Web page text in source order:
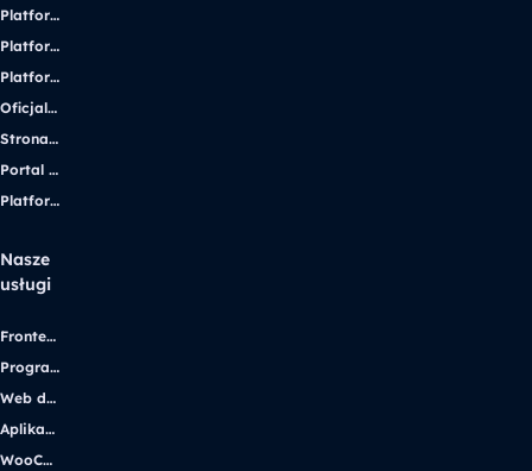
Platforma edukacyjna
Platforma internetowa zrzeszająca producentów energii słonecznej UE
Platforma produktowa oraz e-commerce
Oficjalna strona poświęcona Andrzejowi Wajdzie
Strona korporacyjna dla lidera branży iGaming
Portal dla studentów z niepełnosprawnością
Platforma e-commerce
Nasze
usługi
Frontend development
Programowanie WordPress
Web design
Aplikacje internetowe
WooCommerce